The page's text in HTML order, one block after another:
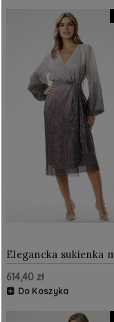
Elegancka sukienka
cekinowa Srebrna
614,40 zł
Do Koszyka